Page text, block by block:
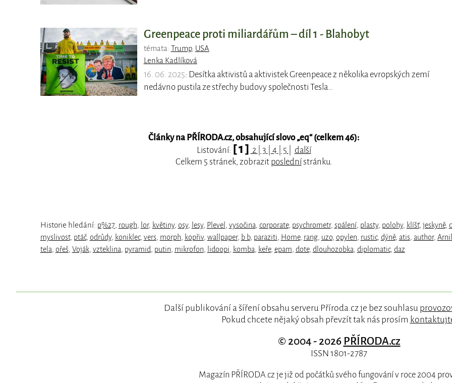
Greenpeace proti miliardářům – díl 1 - Blahobyt
témata: Trump, USA
Lenka Kadlíková
16. 06. 2025: Desítka aktivistů a aktivistek Greenpeace z několika evropských zemí
nedávno pustila ze střechy budovy společnosti Tesla…
Články na PŘÍRODA.cz, obsahující slovo „eq“ (celkem 46):
Listování: [ 1 ] 2 3 4 5
další
Celkem 5 stránek, zobrazit poslednístránku.
Historie hledání: p%27, rough lor, květiny, osy, lesy, Plevel vysočina corporate, psychrometr, spálení, plasty, polohy, klíšť, jeskyně,
myslivost, ptáč, odrůdy, koniklec, vers morph kopřiv, wallpaper, b b, paraziti Home, rang, uzo, opylen rustic, dýně, atis author,
tela ořeš Voják, vzteklina pyramid putin mikrofon lidoopi komba keře, epam dote, dlouhozobka diplomatic, daz
Další publikování a šíření obsahu serveru Příroda.cz je bez souhlasu
Pokud chcete nějaký obsah převzít tak nás prosím
© 2004 - 2026 PŘÍRODA.cz
ISSN 1801-2787
Magazín PŘÍRODA.cz je již od počátků svého fungování v roce 2004